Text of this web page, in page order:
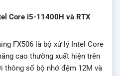
Core i5-11400H và RTX
FX506 là bộ xử lý Intel Core
cao thường xuất hiện trên
thông số bộ nhớ đệm 12M và